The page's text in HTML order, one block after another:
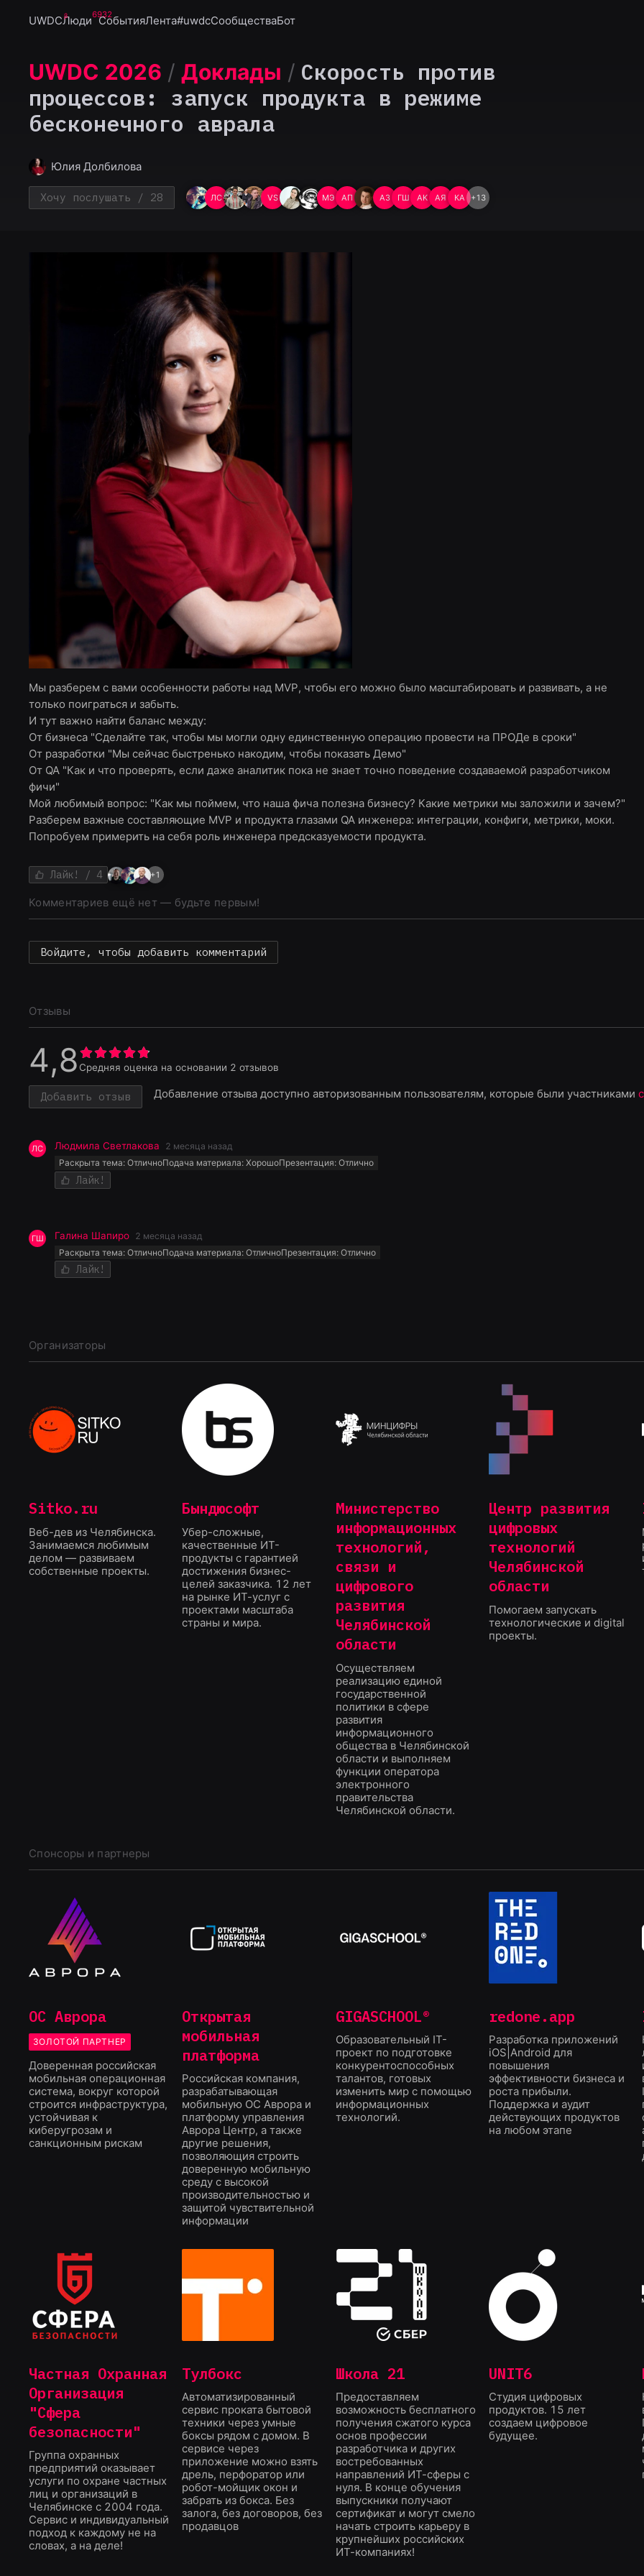
UWDCЛюди6932
СобытияЛента#uwdcСообществаБот
UWDC 2026 / Доклады / Скорость против
процессов: запуск продукта в режиме
бесконечного аврала
Юлия Долбилова
Хочу послушать / 28 ЛС VS МЭ АП АЗ ГШ AK АЯ КА +13
Мы разберем с вами особенности работы над MVP, чтобы его можно было масштабировать и развивать, а не
только поиграться и забыть.
И тут важно найти баланс между:
От бизнеса "Сделайте так, чтобы мы могли одну единственную операцию провести на ПРОДе в сроки"
От разработки "Мы сейчас быстренько накодим, чтобы показать Демо"
От QA "Как и что проверять, если даже аналитик пока не знает точно поведение создаваемой разработчиком
фичи"
Мой любимый вопрос: "Как мы поймем, что наша фича полезна бизнесу? Какие метрики мы заложили и зачем?"
Разберем важные составляющие MVP и продукта глазами QA инженера: интеграции, конфиги, метрики, моки.
Попробуем примерить на себя роль инженера предсказуемости продукта.
Лайк! / 4 +1
Комментариев ещё нет — будьте первым!
Войдите, чтобы добавить комментарий
Отзывы
4,8 Средняя оценка на основании 2 отзывов
Добавить отзыв Добавление отзыва доступно авторизованным пользователям, которые были участниками
ЛС Людмила Светлакова
2 месяца назад
Раскрыта тема: ОтличноПодача материала: ХорошоПрезентация: Отлично
Лайк!
ГШ Галина Шапиро 2 месяца назад
Раскрыта тема: ОтличноПодача материала: ОтличноПрезентация: Отлично
Лайк!
Организаторы
Sitko.ru
Веб-дев из Челябинска.
Занимаемся любимым
делом — развиваем
собственные проекты.
Бындюсофт
Убер-сложные,
качественные ИТ-
продукты с гарантией
достижения бизнес-
целей заказчика. 12 лет
на рынке ИТ-услуг с
проектами масштаба
страны и мира.
Министерство
информационных
технологий,
связи и
цифрового
развития
Челябинской
области
Осуществляем
реализацию единой
государственной
политики в сфере
развития
информационного
общества в Челябинской
области и выполняем
функции оператора
электронного
правительства
Челябинской области.
Центр развития
цифровых
технологий
Челябинской
области
Помогаем запускать
технологические и digital
проекты.
Спонсоры и партнеры
ОС Аврора
ЗОЛОТОЙ ПАРТНЕР
Доверенная российская
мобильная операционная
система, вокруг которой
строится инфраструктура,
устойчивая к
киберугрозам и
санкционным рискам
Открытая
мобильная
платформа
Российская компания,
разрабатывающая
мобильную ОС Аврора и
платформу управления
Аврора Центр, а также
другие решения,
позволяющия строить
доверенную мобильную
среду с высокой
производительностью и
защитой чувствительной
информации
GIGASCHOOL®
Образовательный IT-
проект по подготовке
конкурентоспособных
талантов, готовых
изменить мир с помощью
информационных
технологий.
redone.app
Разработка приложений
iOS|Android для
повышения
эффективности бизнеса и
роста прибыли.
Поддержка и аудит
действующих продуктов
на любом этапе
Частная Охранная
Организация
"Сфера
безопасности"
Группа охранных
предприятий оказывает
услуги по охране частных
лиц и организаций в
Челябинске с 2004 года.
Сервис и индивидуальный
подход к каждому не на
словах, а на деле!
Тулбокс
Автоматизированный
сервис проката бытовой
техники через умные
боксы рядом с домом. В
сервисе через
приложение можно взять
дрель, перфоратор или
робот-мойщик окон и
забрать из бокса. Без
залога, без договоров, без
продавцов
Школа 21
Предоставляем
возможность бесплатного
получения сжатого курса
основ профессии
разработчика и других
востребованных
направлений ИТ-сферы с
нуля. В конце обучения
выпускники получают
сертификат и могут смело
начать строить карьеру в
крупнейших российских
ИТ-компаниях!
UNIT6
Студия цифровых
продуктов. 15 лет
создаем цифровое
будущее.